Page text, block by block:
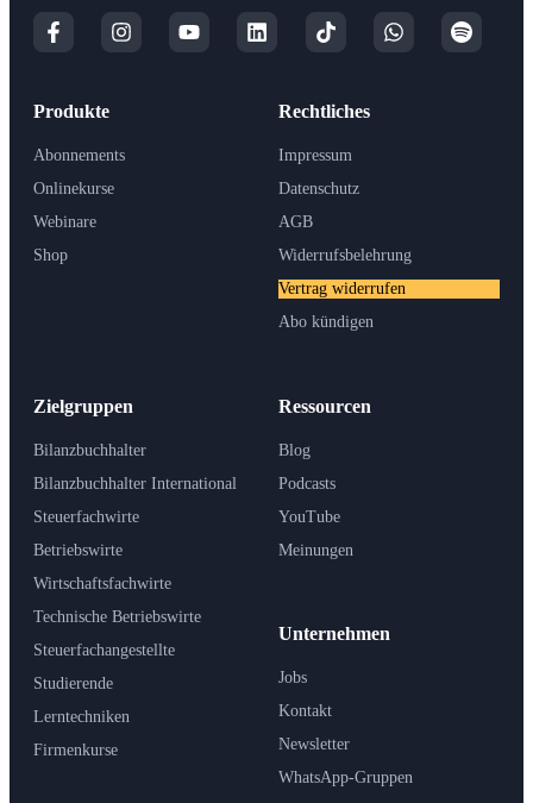
Produkte
Abonnements
Onlinekurse
Webinare
Shop
Zielgruppen
Bilanzbuchhalter
Bilanzbuchhalter International
Steuerfachwirte
Betriebswirte
Wirtschaftsfachwirte
Technische Betriebswirte
Steuerfachangestellte
Studierende
Lerntechniken
Firmenkurse
Ressourcen
Blog
Podcasts
YouTube
Meinungen
Unternehmen
Jobs
Kontakt
Newsletter
WhatsApp-Gruppen
Rechtliches
Impressum
Datenschutz
AGB
Widerrufsbelehrung
Vertrag widerrufen
Abo kündigen